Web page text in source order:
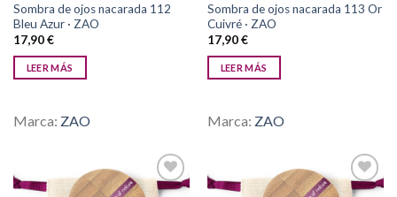
Sombra de ojos nacarada 112
Bleu Azur · ZAO
17,90€
LEER MÁS
Marca: ZAO
Sombra de ojos nacarada 113 Or
Cuivré · ZAO
17,90€
LEER MÁS
Marca: ZAO